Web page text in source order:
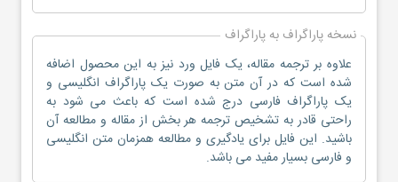
نسخه پاراگراف به پاراگراف
علاوه بر ترجمه مقاله، یک فایل ورد نیز به این محصول اضافه
شده است که در آن متن به صورت یک پاراگراف انگلیسی و
یک پاراگراف فارسی درج شده است که باعث می شود به
راحتی قادر به تشخیص ترجمه هر بخش از مقاله و مطالعه آن
باشید. این فایل برای یادگیری و مطالعه همزمان متن انگلیسی
و فارسی بسیار مفید می باشد.